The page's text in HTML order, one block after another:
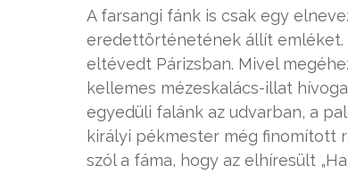
A farsangi fánk is csak egy
eredettörténetének állít emléket.
eltévedt Párizsban. Mivel
kellemes mézeskalács-illat
egyedüli falánk az udvarban, a
királyi pékmester még finomított
szól a fáma, hogy az elhíresült